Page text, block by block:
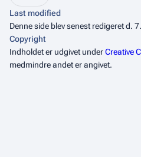
Last modified
Denne side blev senest redigeret d.
Copyright
Indholdet er udgivet underCreative
medmindre andet er angivet.